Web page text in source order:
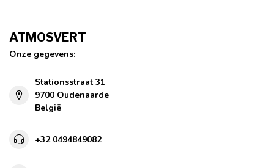
ATMOSVERT
Onze gegevens:
Stationsstraat 31
9700 Oudenaarde
België
+32 0494849082